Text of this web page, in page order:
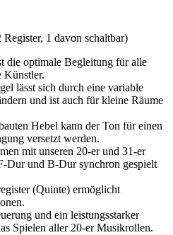
1 davon schaltbar)
die optimale Begleitung für alle
Künstler.
lässt sich durch eine variable
und ist auch für kleine Räume
Hebel kann der Ton für einen
versetzt werden.
mit unseren 20-er und 31-er
Dur und B-Dur synchron gespielt
(Quinte) ermöglicht
und ein leistungsstarker
Spielen aller 20-er Musikrollen.